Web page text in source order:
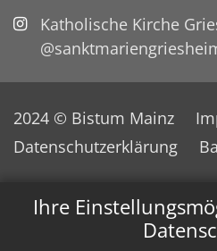
Ihre
Katholische Kirche
2024 © Bistum Mainz
Datenschutzerklärung